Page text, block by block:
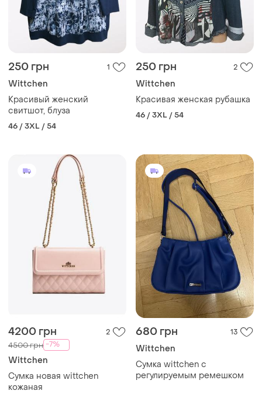
250 грн 1
Wittchen
Красивый женский
свитшот, блуза
46 / 3XL / 54
250 грн 2
Wittchen
Красивая женская рубашка
46 / 3XL / 54
4200 грн 2
4500 грн -7%
Wittchen
Сумка новая wittchen
кожаная
680 грн 13
Wittchen
Сумка wittchen с
регулируемым ремешком